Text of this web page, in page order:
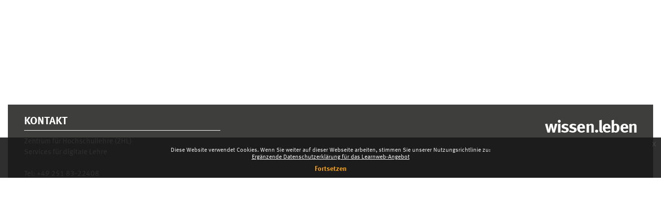
Diese Website verwendet Cookies. Wenn Sie weiter auf dieser Webseite arbeiten, stimmen Sie unserer Nutzungsrichtlinie zu:
Ergänzende Datenschutzerklärung für das Learnweb-Angebot
Fortsetzen
x
KONTAKT wissen.leben